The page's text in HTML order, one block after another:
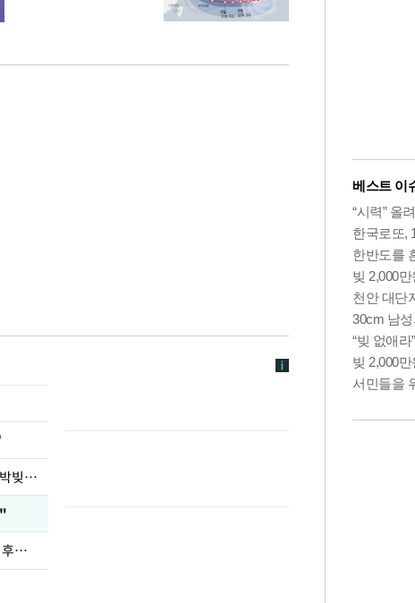
차가원 "MC몽에 400억 뜯겨…백현 위해 도박빚 갚아줘"
브라이언, 눈 마주치고도 인사 안한 '무개념' 후배 폭로